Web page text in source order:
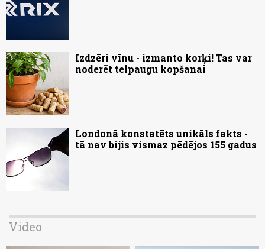
Izdzēri vīnu - izmanto korķi! Tas var
noderēt telpaugu kopšanai
Londonā konstatēts unikāls fakts -
tā nav bijis vismaz pēdējos 155 gadus
Video